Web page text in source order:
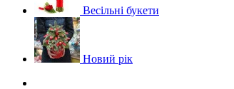
Весільні букети
Новий рік